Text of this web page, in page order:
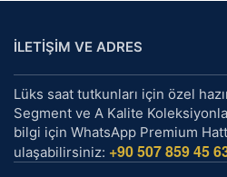
İLETİŞİM VE ADRES
Lüks saat tutkunları için özel
Segment ve A Kalite
bilgi için WhatsApp Premium
ulaşabilirsiniz: +90 507 859 45